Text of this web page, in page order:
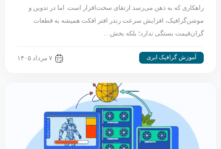
راهکاری که به ذهن می‌رسد ارتقای سخت‌افزار است. اما در تدوین و
موشن‌گرافیک، افزایش سرعت رندر افتر افکت همیشه به قطعات
گران‌قیمت بستگی ندارد؛ بلکه بخش…
آموزش گرافیک ابری ۷ مرداد ۱۴۰۵